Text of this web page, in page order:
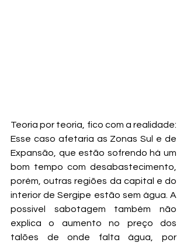
Teoria por teoria, fico com a realidade:
Esse caso afetaria as Zonas Sul e de
Expansão, que estão sofrendo há um
bom tempo com desabastecimento,
porém, outras regiões da capital e do
interior de Sergipe estão sem água. A
possivel sabotagem também não
explica o aumento no preço dos
talões de onde falta água, por